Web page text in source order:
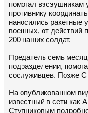
помогал вэсэушникам
противнику
наносились ракетные
военных, от действий
200 наших солдат.
Предатель семь
подразделении,
сослуживцев. Позже
На опубликованном
известный в сети как
Ступниковым